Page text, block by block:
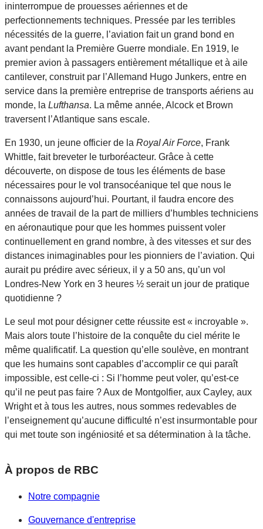
ininterrompue de prouesses aériennes et de
perfectionnements techniques. Pressée par les terribles
nécessités de la guerre, l’aviation fait un grand bond en
avant pendant la Première Guerre mondiale. En 1919, le
premier avion à passagers entièrement métallique et à aile
cantilever, construit par l’Allemand Hugo Junkers, entre en
service dans la première entreprise de transports aériens au
monde, la Lufthansa. La même année, Alcock et Brown
traversent l’Atlantique sans escale.
En 1930, un jeune officier de la Royal Air Force, Frank
Whittle, fait breveter le turboréacteur. Grâce à cette
découverte, on dispose de tous les éléments de base
nécessaires pour le vol transocéanique tel que nous le
connaissons aujourd’hui. Pourtant, il faudra encore des
années de travail de la part de milliers d’humbles techniciens
en aéronautique pour que les hommes puissent voler
continuellement en grand nombre, à des vitesses et sur des
distances inimaginables pour les pionniers de l’aviation. Qui
aurait pu prédire avec sérieux, il y a 50 ans, qu’un vol
Londres-New York en 3 heures ½ serait un jour de pratique
quotidienne ?
Le seul mot pour désigner cette réussite est « incroyable ».
Mais alors toute l’histoire de la conquête du ciel mérite le
même qualificatif. La question qu’elle soulève, en montrant
que les humains sont capables d’accomplir ce qui paraît
impossible, est celle-ci : Si l’homme peut voler, qu’est-ce
qu’il ne peut pas faire ? Aux de Montgolfier, aux Cayley, aux
Wright et à tous les autres, nous sommes redevables de
l’enseignement qu’aucune difficulté n’est insurmontable pour
qui met toute son ingéniosité et sa détermination à la tâche.
À propos de RBC
Notre compagnie
Gouvernance d'entreprise